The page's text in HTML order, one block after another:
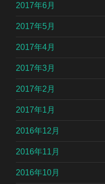
2017年6月
2017年5月
2017年4月
2017年3月
2017年2月
2017年1月
2016年12月
2016年11月
2016年10月